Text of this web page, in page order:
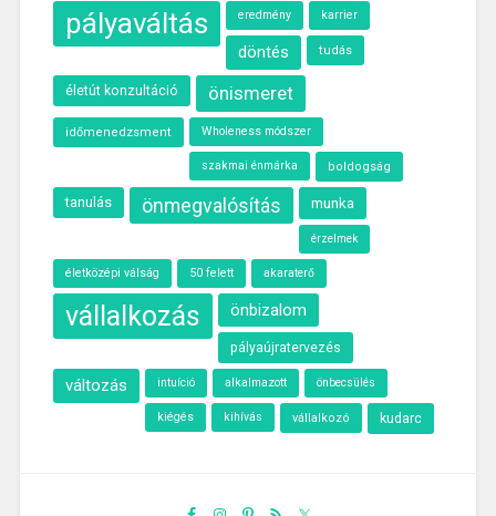
pályaváltás eredmény karrier
döntés tudás
életút konzultáció önismeret
időmenedzsment Wholeness módszer
szakmai énmárka boldogság
tanulás önmegvalósítás munka
érzelmek
életközépi válság 50 felett akaraterő
vállalkozás önbizalom
pályaújratervezés
változás intuíció alkalmazott önbecsülés
kiégés kihívás vállalkozó kudarc